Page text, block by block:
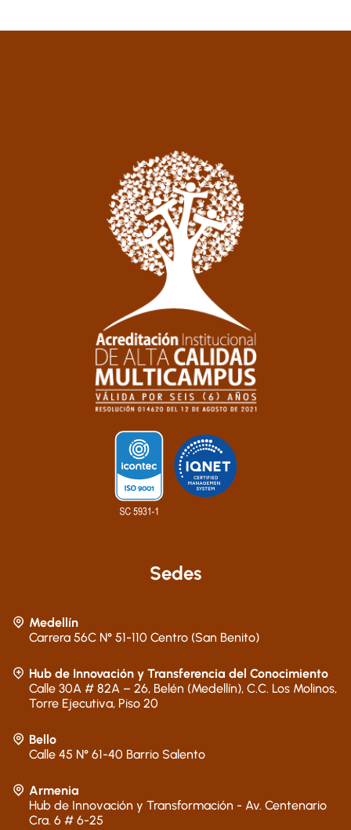
Sedes
Medellín
Carrera 56C N° 51-110 Centro (San Benito)
Hub de Innovación y Transferencia del Conocimiento
Calle 30A # 82A – 26, Belén (Medellín), C.C. Los Molinos,
Torre Ejecutiva, Piso 20
Bello
Calle 45 N° 61-40 Barrio Salento
Armenia
Hub de Innovación y Transformación - Av. Centenario
Cra. 6 # 6-25